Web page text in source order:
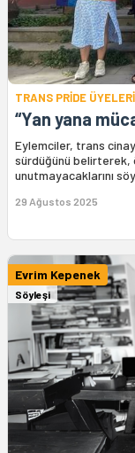
TRANS PRİDE
“Yan yana
Eylemciler, trans
sürdüğünü belirterek,
unutmayacaklarını
29 Ağustos 2025
Evrim Kepenek
Söyleşi